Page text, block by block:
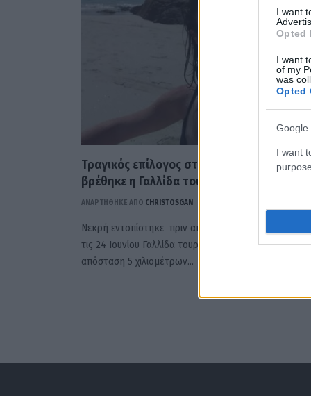
I want
Opted
I want
of my
was
Opted
Google
I want
Τραγικός επίλογος στην Κρήτη: Νεκρή
βρέθηκε η Γαλλίδα τουρίστρια
ΑΝΑΡΤΗΘΗΚΕ ΑΠΟ CHRISTOSGAN
Νεκρή εντοπίστηκε πριν από λίγη ώρα η αγνοούμενη
τις 24 Ιουνίου Γαλλίδα τουρίστρια Βιολέτ Γκιγκανό σε
απόσταση 5 χιλιομέτρων…